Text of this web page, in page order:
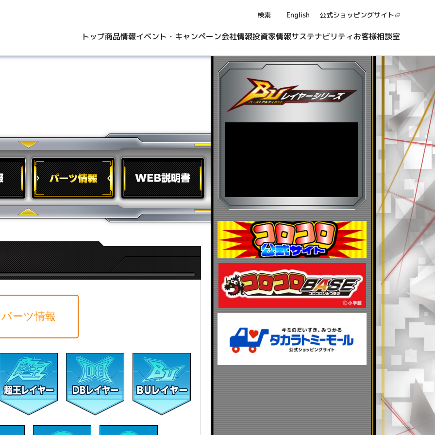
検索 English 公式ショッピングサイト
トップ商品情報イベント・キャンペーン会社情報投資家情報サステナビリティお客様相談室
パーツ情報